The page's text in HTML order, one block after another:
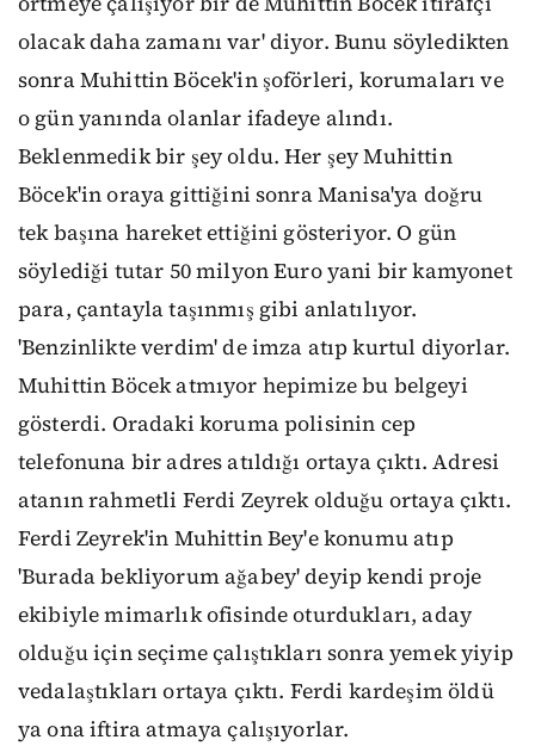
olacak daha zamanı var' diyor. Bunu söyledikten
sonra Muhittin Böcek'in şoförleri, korumaları ve
o gün yanında olanlar ifadeye alındı.
Beklenmedik bir şey oldu. Her şey Muhittin
Böcek'in oraya gittiğini sonra Manisa'ya doğru
tek başına hareket ettiğini gösteriyor. O gün
söylediği tutar 50 milyon Euro yani bir kamyonet
para, çantayla taşınmış gibi anlatılıyor.
'Benzinlikte verdim' de imza atıp kurtul diyorlar.
Muhittin Böcek atmıyor hepimize bu belgeyi
gösterdi. Oradaki koruma polisinin cep
telefonuna bir adres atıldığı ortaya çıktı. Adresi
atanın rahmetli Ferdi Zeyrek olduğu ortaya çıktı.
Ferdi Zeyrek'in Muhittin Bey'e konumu atıp
'Burada bekliyorum ağabey' deyip kendi proje
ekibiyle mimarlık ofisinde oturdukları, aday
olduğu için seçime çalıştıkları sonra yemek yiyip
vedalaştıkları ortaya çıktı. Ferdi kardeşim öldü
ya ona iftira atmaya çalışıyorlar.